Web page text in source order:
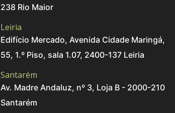
238 Rio Maior
Leiria
Edifício Mercado, Avenida Cidade Maringá,
55, 1.º Piso, sala 1.07, 2400-137 Leiria
Santarém
Av. Madre Andaluz, nº 3, Loja B - 2000-210
Santarém